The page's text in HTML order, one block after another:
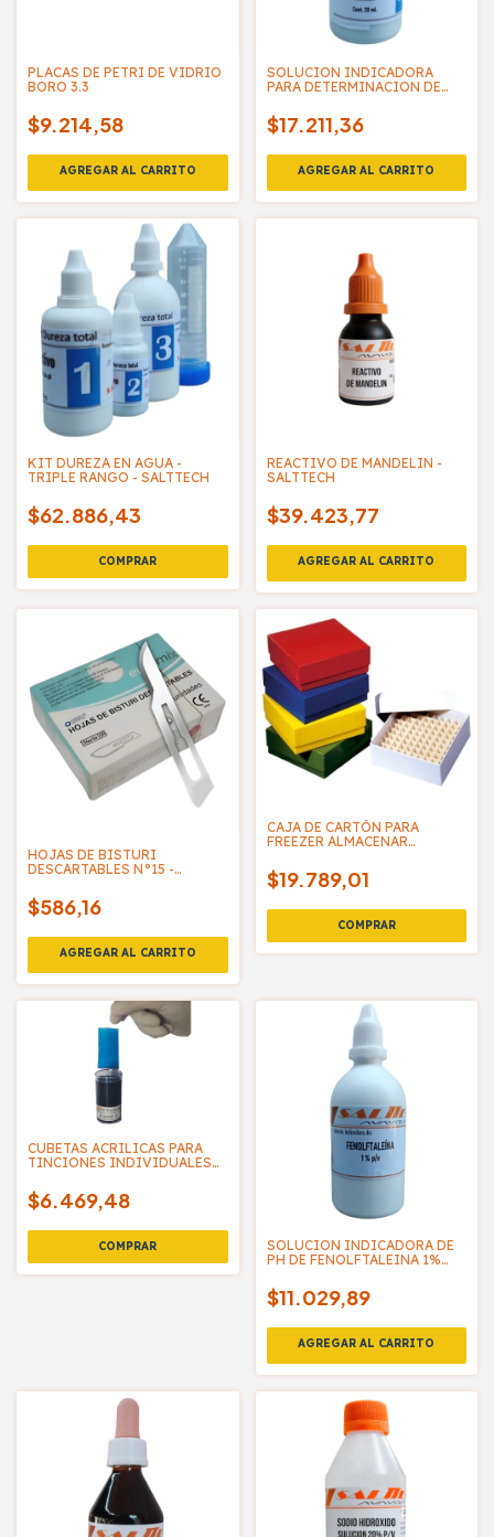
PLACAS DE PETRI DE VIDRIO
BORO 3.3
$9.214,58
SOLUCION INDICADORA
PARA DETERMINACION DE
$17.211,36
KIT DUREZA EN AGUA -
TRIPLE RANGO - SALTTECH
$62.886,43
REACTIVO DE MANDELIN -
SALTTECH
$39.423,77
HOJAS DE BISTURI
DESCARTABLES N°15 -
$586,16
CAJA DE CARTÓN PARA
FREEZER ALMACENAR
POSICIONES
$19.789,01
CUBETAS ACRILICAS PARA
TINCIONES INDIVIDUALES
$6.469,48
SOLUCION INDICADORA DE
PH DE FENOLFTALEINA 1%
$11.029,89